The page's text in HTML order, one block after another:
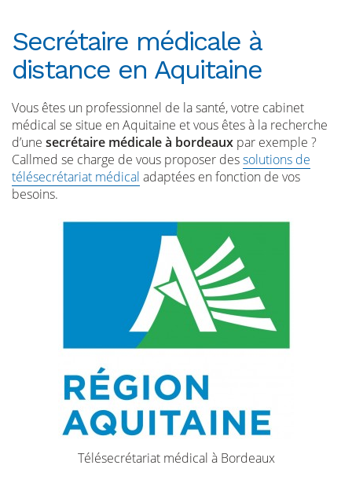
Secrétaire médicale à
distance en Aquitaine
Vous êtes un professionnel de la santé, votre cabinet
médical se situe en Aquitaine et vous êtes à la recherche
d’une secrétaire médicale à bordeaux par exemple ?
Callmed se charge de vous proposer dessolutions de
télésecrétariat médical adaptées en fonction de vos
besoins.
Télésecrétariat médical à Bordeaux